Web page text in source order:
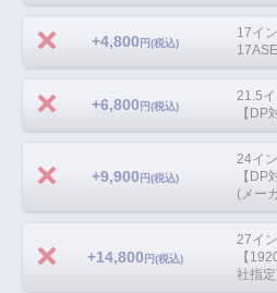
+4,800 円(税込)
17イ
+6,800 円(税込)
21.5
【DP
+9,900 円(税込)
24イ
【
(メー
+14,800 円(税込)
27イ
【
社指